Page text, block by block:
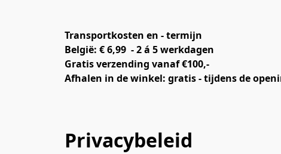
Transportkosten en - termijn
België: € 6,99 - 2 á 5 werkdagen
Gratis verzending vanaf €100,-
Afhalen in de winkel: gratis - tijdens de
Privacybeleid